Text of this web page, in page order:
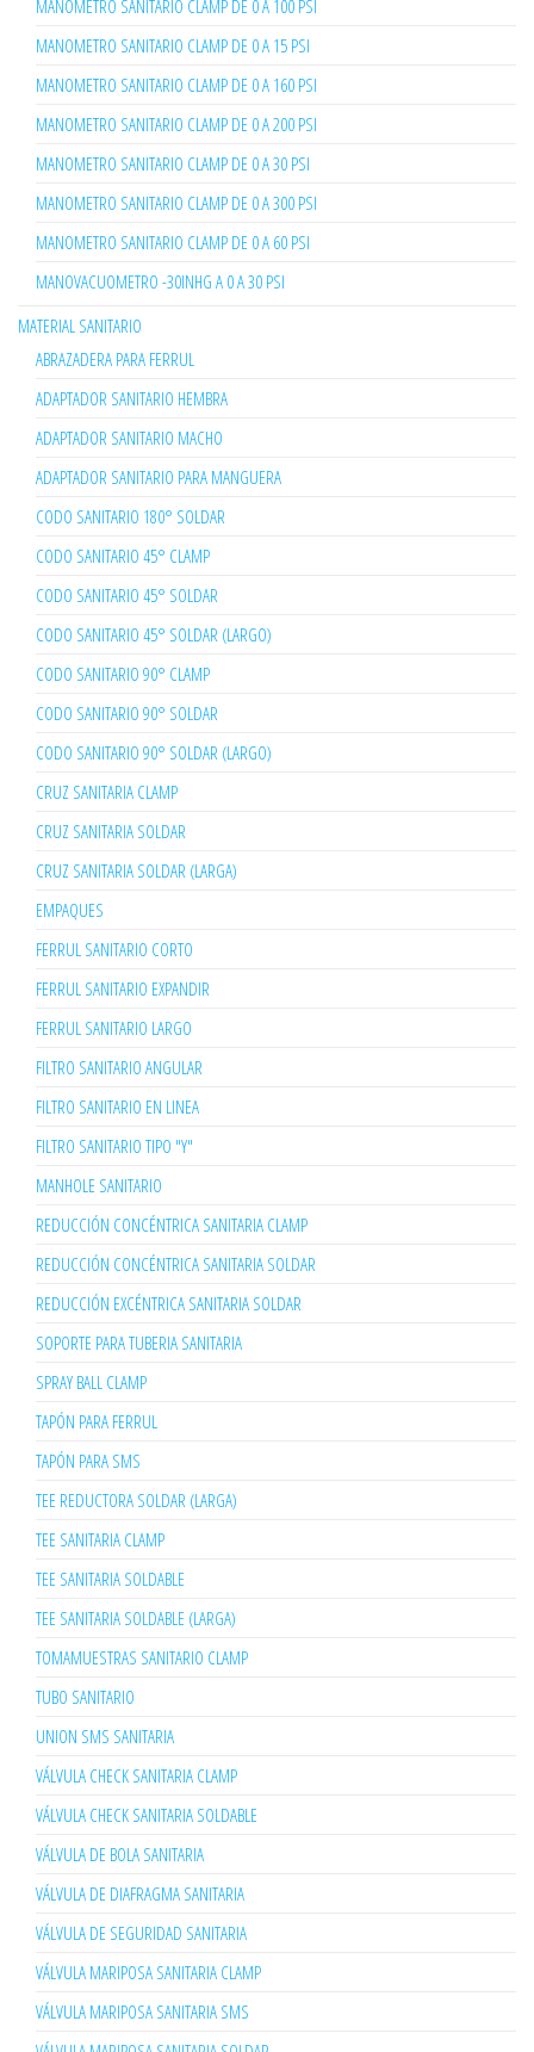
MANOMETRO SANITARIO CLAMP DE 0 A 100 PSI
MANOMETRO SANITARIO CLAMP DE 0 A 15 PSI
MANOMETRO SANITARIO CLAMP DE 0 A 160 PSI
MANOMETRO SANITARIO CLAMP DE 0 A 200 PSI
MANOMETRO SANITARIO CLAMP DE 0 A 30 PSI
MANOMETRO SANITARIO CLAMP DE 0 A 300 PSI
MANOMETRO SANITARIO CLAMP DE 0 A 60 PSI
MANOVACUOMETRO -30INHG A 0 A 30 PSI
MATERIAL SANITARIO
ABRAZADERA PARA FERRUL
ADAPTADOR SANITARIO HEMBRA
ADAPTADOR SANITARIO MACHO
ADAPTADOR SANITARIO PARA MANGUERA
CODO SANITARIO 180° SOLDAR
CODO SANITARIO 45° CLAMP
CODO SANITARIO 45° SOLDAR
CODO SANITARIO 45° SOLDAR (LARGO)
CODO SANITARIO 90° CLAMP
CODO SANITARIO 90° SOLDAR
CODO SANITARIO 90° SOLDAR (LARGO)
CRUZ SANITARIA CLAMP
CRUZ SANITARIA SOLDAR
CRUZ SANITARIA SOLDAR (LARGA)
EMPAQUES
FERRUL SANITARIO CORTO
FERRUL SANITARIO EXPANDIR
FERRUL SANITARIO LARGO
FILTRO SANITARIO ANGULAR
FILTRO SANITARIO EN LINEA
FILTRO SANITARIO TIPO "Y"
MANHOLE SANITARIO
REDUCCIÓN CONCÉNTRICA SANITARIA CLAMP
REDUCCIÓN CONCÉNTRICA SANITARIA SOLDAR
REDUCCIÓN EXCÉNTRICA SANITARIA SOLDAR
SOPORTE PARA TUBERIA SANITARIA
SPRAY BALL CLAMP
TAPÓN PARA FERRUL
TAPÓN PARA SMS
TEE REDUCTORA SOLDAR (LARGA)
TEE SANITARIA CLAMP
TEE SANITARIA SOLDABLE
TEE SANITARIA SOLDABLE (LARGA)
TOMAMUESTRAS SANITARIO CLAMP
TUBO SANITARIO
UNION SMS SANITARIA
VÁLVULA CHECK SANITARIA CLAMP
VÁLVULA CHECK SANITARIA SOLDABLE
VÁLVULA DE BOLA SANITARIA
VÁLVULA DE DIAFRAGMA SANITARIA
VÁLVULA DE SEGURIDAD SANITARIA
VÁLVULA MARIPOSA SANITARIA CLAMP
VÁLVULA MARIPOSA SANITARIA SMS